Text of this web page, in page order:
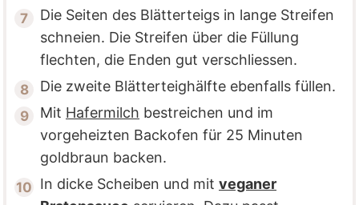
Die Seiten des Blätterteigs in lange Streifen
schneien. Die Streifen über die Füllung
flechten, die Enden gut verschliessen.
Die zweite Blätterteighälfte ebenfalls füllen.
Mit Hafermilch bestreichen und im
vorgeheizten Backofen für 25 Minuten
goldbraun backen.
In dicke Scheiben und mit veganer